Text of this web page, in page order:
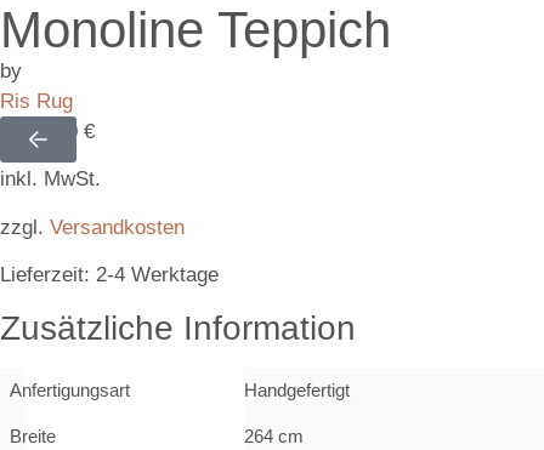
Monoline Teppich
by
Ris Rug
2.370,00 €
inkl. MwSt.
zzgl. Versandkosten
Lieferzeit: 2-4 Werktage
Zusätzliche Information
Anfertigungsart Handgefertigt
Breite 264 cm